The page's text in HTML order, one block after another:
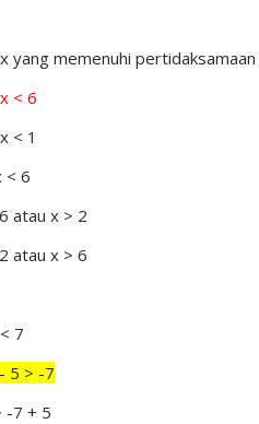
yang memenuhi
< 6
< 1
< 6
atau x > 2
atau x > 6
7
5 > -7
-7 + 5